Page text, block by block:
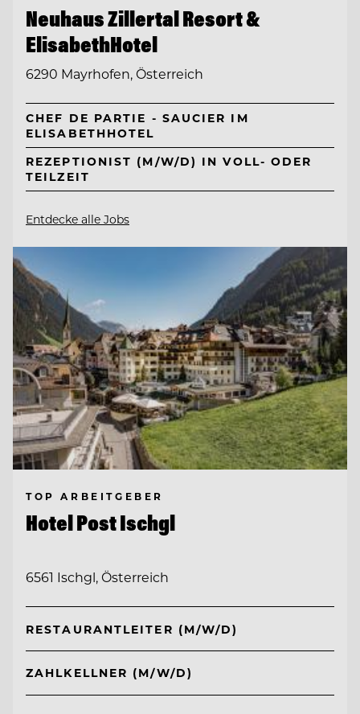
Neuhaus Zillertal Resort &
ElisabethHotel
6290 Mayrhofen, Österreich
CHEF DE PARTIE - SAUCIER IM
ELISABETHHOTEL
REZEPTIONIST (M/W/D) IN VOLL- ODER
TEILZEIT
Entdecke alle Jobs
TOP ARBEITGEBER
Hotel Post Ischgl
6561 Ischgl, Österreich
RESTAURANTLEITER (M/W/D)
ZAHLKELLNER (M/W/D)